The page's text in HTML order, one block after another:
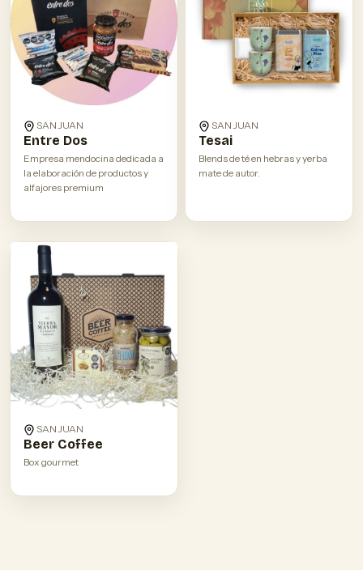
SAN JUAN
Entre Dos
Empresa mendocina dedicada a
la elaboración de productos y
alfajores premium
SAN JUAN
Tesai
Blends de té en hebras y yerba
mate de autor.
SAN JUAN
Beer Coffee
Box gourmet